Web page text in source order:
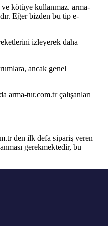
kötüye kullanmaz. arma-
Eğer bizden bu tip e-
izleyerek daha
ancak genel
arma-tur.com.tr çalışanları
den ilk defa sipariş veren
gerekmektedir, bu